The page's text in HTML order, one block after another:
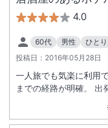
4.0
60代 男性
ひとり
投稿日： 2016年05月28日
一人旅でも気楽に利用
までの経路が明確。 出